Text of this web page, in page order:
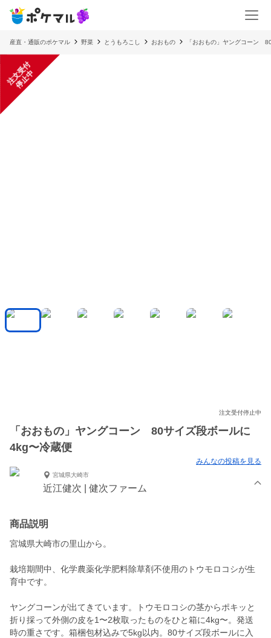
産直・通販のポケマル 野菜 とうもろこし おおもの 「おおもの」ヤングコーン
注
文
受
付
停
止
中
注文受付停止中
「おおもの」ヤングコーン 80サイズ段ボールに
4kg〜冷蔵便
みんなの投稿を見る
宮城県大崎市
近江健次 | 健次ファーム
商品説明
宮城県大崎市の里山から。
栽培期間中、化学農薬化学肥料除草剤不使用のトウモロコシが生
育中です。
ヤングコーンが出てきています。トウモロコシの茎からポキッと
折り採って外側の皮を1〜2枚取ったものをひと箱に4kg〜。発送
時の重さです。箱梱包材込みで5kg以内。80サイズ段ボールに入